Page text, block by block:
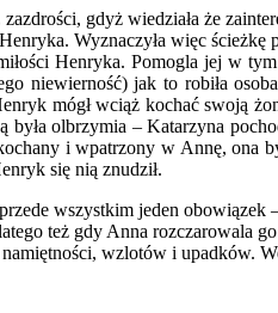
gdyż wiedziała że
Wyznaczyła więc ścieżkę
Henryka. Pomogla jej w
niewierność) jak to robiła
mógł wciąż kochać swoją
olbrzymia – Katarzyna
i wpatrzony w Annę, ona
się nią znudził.
wszystkim jeden
też gdy Anna rozczarowala
wzlotów i upadków.